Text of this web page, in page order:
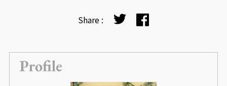
Share :